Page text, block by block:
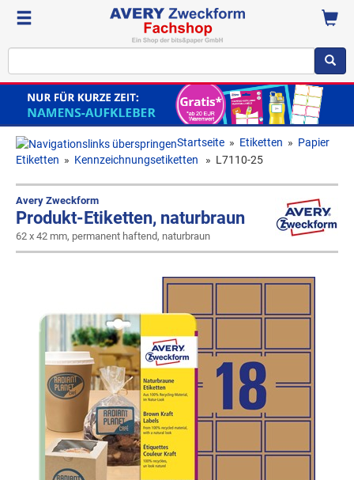
Startseite » Etiketten » Papier
Etiketten » Kennzeichnungsetiketten » L7110-25
Avery Zweckform
Produkt-Etiketten, naturbraun
62 x 42 mm, permanent haftend, naturbraun